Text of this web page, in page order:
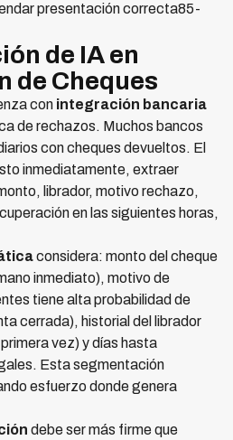
presentación correcta85-
de IA en
de Cheques
con integración bancaria
de rechazos. Muchos bancos
con cheques devueltos. El
inmediatamente, extraer
librador, motivo rechazo,
en las siguientes horas,
considera: monto del cheque
inmediato), motivo de
tiene alta probabilidad de
cerrada), historial del librador
vez) y días hasta
Esta segmentación
esfuerzo donde genera
debe ser más firme que